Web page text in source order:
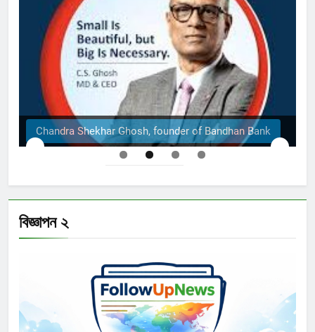
The Structural Engineers Ltd | Dhaka
বিজ্ঞাপন ২